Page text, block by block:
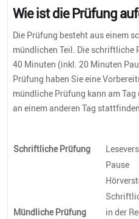
Wie ist die Prüfung
Die Prüfung besteht aus einem
mündlichen Teil. Die schriftliche
40 Minuten (inkl. 20 Minuten
Prüfung haben Sie eine
mündliche Prüfung kann am
an einem anderen Tag
Schriftliche Prüfung
Pause
Mündliche Prüfung
in der